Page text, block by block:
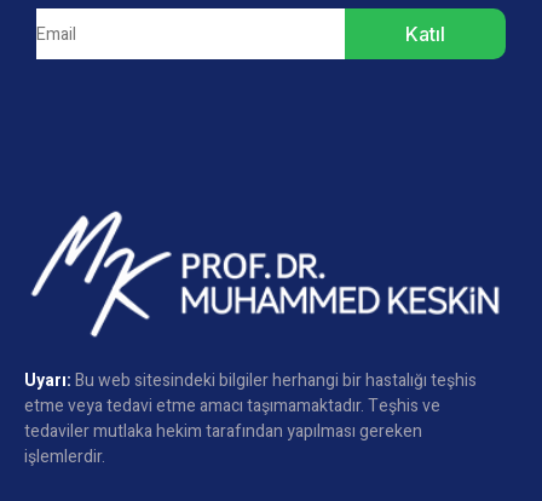
Katıl
Uyarı:Bu web sitesindeki bilgiler herhangi bir hastalığı teşhis
etme veya tedavi etme amacı taşımamaktadır. Teşhis ve
tedaviler mutlaka hekim tarafından yapılması gereken
işlemlerdir.